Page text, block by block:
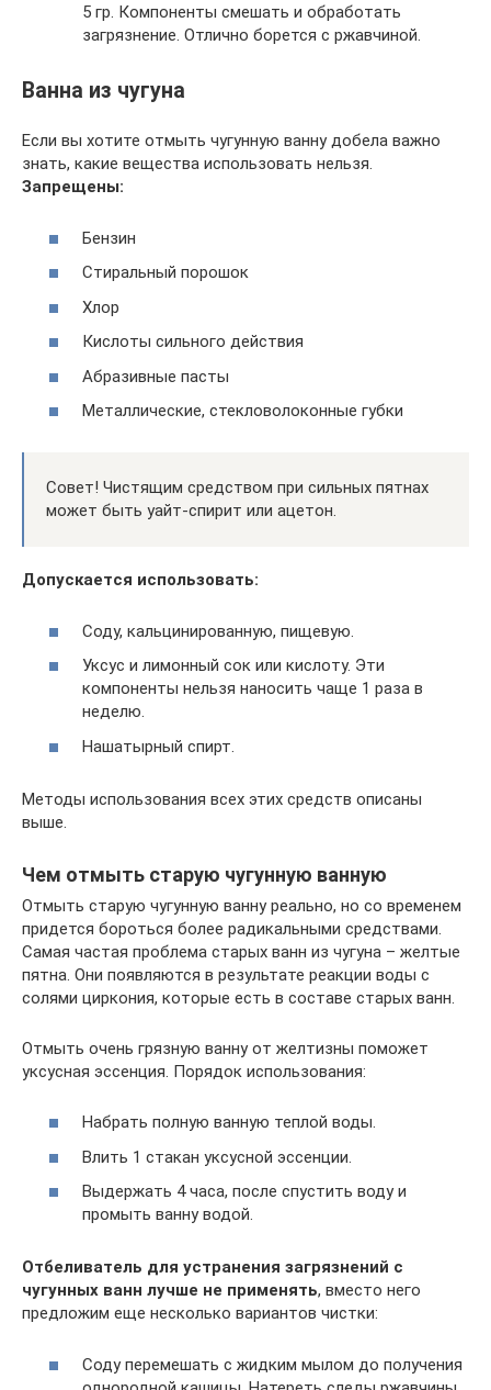
5 гр. Компоненты смешать и обработать
загрязнение. Отлично борется с ржавчиной.
Ванна из чугуна
Если вы хотите отмыть чугунную ванну добела важно
знать, какие вещества использовать нельзя.
Запрещены:
Бензин
Стиральный порошок
Хлор
Кислоты сильного действия
Абразивные пасты
Металлические, стекловолоконные губки
Совет! Чистящим средством при сильных пятнах
может быть уайт-спирит или ацетон.
Допускается использовать:
Соду, кальцинированную, пищевую.
Уксус и лимонный сок или кислоту. Эти
компоненты нельзя наносить чаще 1 раза в
неделю.
Нашатырный спирт.
Методы использования всех этих средств описаны
выше.
Чем отмыть старую чугунную ванную
Отмыть старую чугунную ванну реально, но со временем
придется бороться более радикальными средствами.
Самая частая проблема старых ванн из чугуна – желтые
пятна. Они появляются в результате реакции воды с
солями циркония, которые есть в составе старых ванн.
Отмыть очень грязную ванну от желтизны поможет
уксусная эссенция. Порядок использования:
Набрать полную ванную теплой воды.
Влить 1 стакан уксусной эссенции.
Выдержать 4 часа, после спустить воду и
промыть ванну водой.
Отбеливатель для устранения загрязнений с
чугунных ванн лучше не применять, вместо него
предложим еще несколько вариантов чистки:
Соду перемешать с жидким мылом до получения